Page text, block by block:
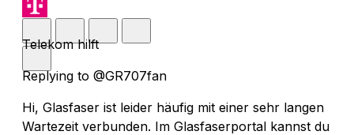
Telekom hilft
Replying to @GR707fan
Hi, Glasfaser ist leider häufig mit einer sehr langen
Wartezeit verbunden. Im Glasfaserportal kannst du